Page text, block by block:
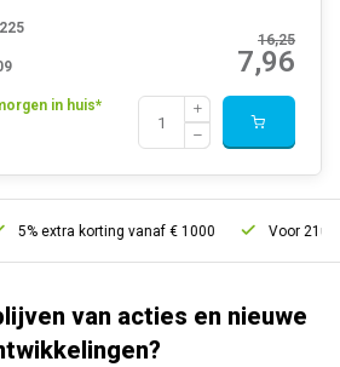
16,25
7,96
in huis*
5% extra korting vanaf € 1000 Voor 21u
van acties en nieuwe